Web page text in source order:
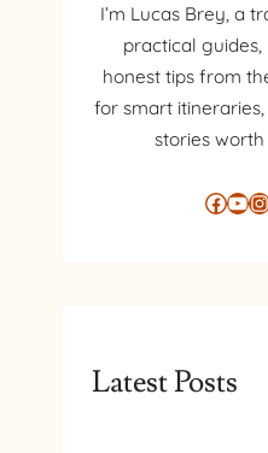
I’m Lucas Brey, a
practical
honest tips from
for smart
stories
Facebook YouTube Instagram
Latest Posts